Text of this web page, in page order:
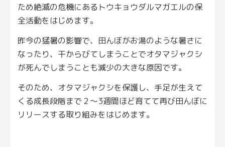
ため絶滅の危機にあるトウキョウダルマガエルの保
全活動をはじめます。
昨今の猛暑の影響で、田んぼがお湯のような暑さに
なったり、干からびてしまうことでオタマジャクシ
が死んでしまうことも減少の大きな原因です。
そのため、オタマジャクシを保護し、手足が生えて
くる成長段階まで２～3週間ほど育てて再び田んぼに
リリースする取り組みをはじめます。